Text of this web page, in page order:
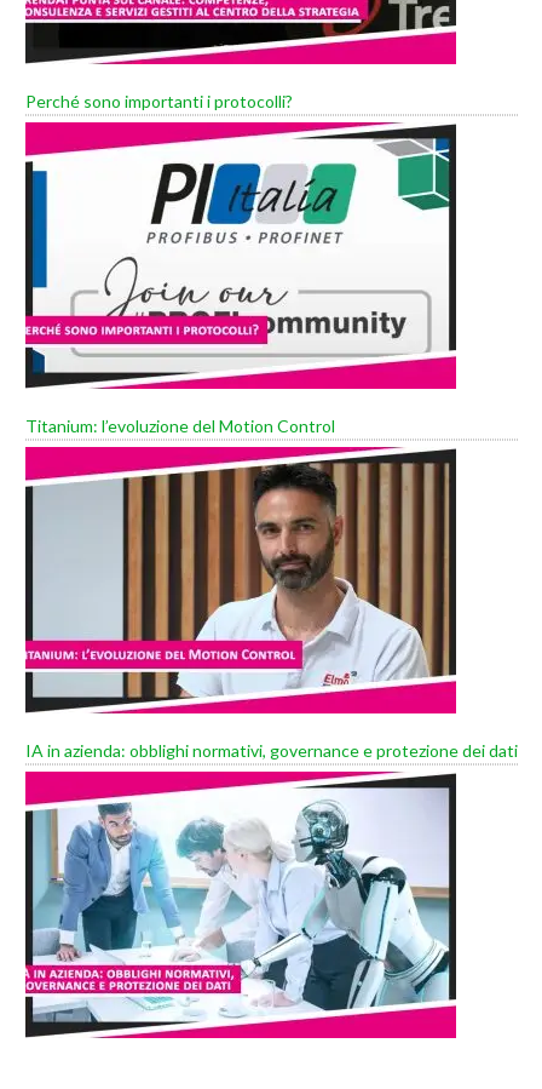
Perché sono importanti i protocolli?
Titanium: l’evoluzione del Motion Control
IA in azienda: obblighi normativi, governance e protezione dei dati